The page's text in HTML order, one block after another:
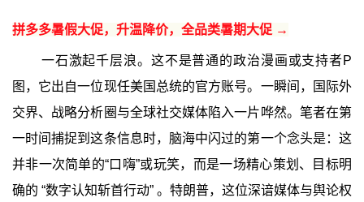
拼多多暑假大促，升温降价，全品类暑期大促 →
一石激起千层浪。这不是普通的政治漫画或支持者P
图，它出自一位现任美国总统的官方账号。一瞬间，国际外
交界、战略分析圈与全球社交媒体陷入一片哗然。笔者在第
一时间捕捉到这条信息时，脑海中闪过的第一个念头是：这
并非一次简单的“口嗨”或玩笑，而是一场精心策划、目标明
确的 ‍“数字认知斩首行动”‍ 。特朗普，这位深谙媒体与舆论权